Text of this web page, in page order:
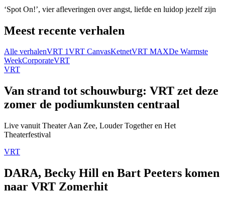
‘Spot On!’, vier afleveringen over angst, liefde en luidop jezelf zijn
Meest recente verhalen
Alle verhalenVRT 1VRT CanvasKetnetVRT MAXDe Warmste
WeekCorporateVRT
VRT
Van strand tot schouwburg: VRT zet deze
zomer de podiumkunsten centraal
Live vanuit Theater Aan Zee, Louder Together en Het
Theaterfestival
VRT
DARA, Becky Hill en Bart Peeters komen
naar VRT Zomerhit